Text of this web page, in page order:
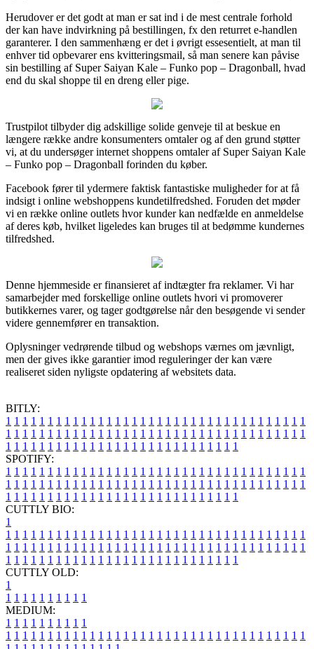
Herudover er det godt at man er sat ind i de mest centrale forhold
der kan have indvirkning på bestillingen, fx den returret e-handlen
garanterer. I den sammenhæng er det i øvrigt essesentielt, at man til
enhver tid opbevarer ens kvitteringsmail, så man senere kan påvise
sin bestilling af Super Saiyan Kale – Funko pop – Dragonball, hvad
end du skal shoppe til en dreng eller pige.
Trustpilot tilbyder dig adskillige solide genveje til at beskue en
længere række andre konsumenters omtaler og af den grund støtter
vi, at du undersøger internet shoppens omtaler af Super Saiyan Kale
– Funko pop – Dragonball forinden du køber.
Facebook fører til ydermere faktisk fantastiske muligheder for at få
indsigt i online webshoppens kundetilfredshed. Foruden det møder
vi en række online outlets hvor kunder kan nedfælde en anmeldelse
af deres køb, hvilket ligeledes kan bruges til at bedømme kundernes
tilfredshed.
Denne hjemmeside er finansieret af indtægter fra reklamer. Vi har
samarbejder med forskellige online outlets hvori vi promoverer
butikkernes varer, og tager godtgørelse når den besøgende vi sender
videre gennemfører en transaktion.
Oplysninger vedrørende tilbud og webshops værnes om jævnligt,
men der gives ikke garantier imod reguleringer der kan være
realiseret siden nyligste opdatering af websitets data.
BITLY:
1 1 1 1 1 1 1 1 1 1 1 1 1 1 1 1 1 1 1 1 1 1 1 1 1 1 1 1 1 1 1 1 1 1 1 1
1 1 1 1 1 1 1 1 1 1 1 1 1 1 1 1 1 1 1 1 1 1 1 1 1 1 1 1 1 1 1 1 1 1 1 1
1 1 1 1 1 1 1 1 1 1 1 1 1 1 1 1 1 1 1 1 1 1 1 1 1 1 1 1
SPOTIFY:
1 1 1 1 1 1 1 1 1 1 1 1 1 1 1 1 1 1 1 1 1 1 1 1 1 1 1 1 1 1 1 1 1 1 1 1
1 1 1 1 1 1 1 1 1 1 1 1 1 1 1 1 1 1 1 1 1 1 1 1 1 1 1 1 1 1 1 1 1 1 1 1
1 1 1 1 1 1 1 1 1 1 1 1 1 1 1 1 1 1 1 1 1 1 1 1 1 1 1 1
CUTTLY BIO:
1
1 1 1 1 1 1 1 1 1 1 1 1 1 1 1 1 1 1 1 1 1 1 1 1 1 1 1 1 1 1 1 1 1 1 1 1
1 1 1 1 1 1 1 1 1 1 1 1 1 1 1 1 1 1 1 1 1 1 1 1 1 1 1 1 1 1 1 1 1 1 1 1
1 1 1 1 1 1 1 1 1 1 1 1 1 1 1 1 1 1 1 1 1 1 1 1 1 1 1 1
CUTTLY OLD:
1
1 1 1 1 1 1 1 1 1 1
MEDIUM:
1 1 1 1 1 1 1 1 1 1
1 1 1 1 1 1 1 1 1 1 1 1 1 1 1 1 1 1 1 1 1 1 1 1 1 1 1 1 1 1 1 1 1 1 1 1